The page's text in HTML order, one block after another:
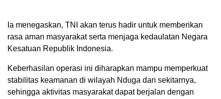
Ia menegaskan, TNI akan terus hadir untuk memberikan
rasa aman masyarakat serta menjaga kedaulatan Negara
Kesatuan Republik Indonesia.
Keberhasilan operasi ini diharapkan mampu memperkuat
stabilitas keamanan di wilayah Nduga dan sekitarnya,
sehingga aktivitas masyarakat dapat berjalan dengan